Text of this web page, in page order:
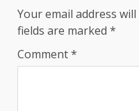
Your email address
fields are marked *
Comment*